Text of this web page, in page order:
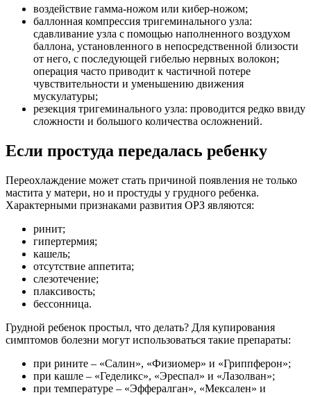
воздействие гамма-ножом или кибер-ножом;
баллонная компрессия тригеминального узла:
сдавливание узла с помощью наполненного воздухом
баллона, установленного в непосредственной близости
от него, с последующей гибелью нервных волокон;
операция часто приводит к частичной потере
чувствительности и уменьшению движения
мускулатуры;
резекция тригеминального узла: проводится редко ввиду
сложности и большого количества осложнений.
Если простуда передалась ребенку
Переохлаждение может стать причиной появления не только
мастита у матери, но и простуды у грудного ребенка.
Характерными признаками развития ОРЗ являются:
ринит;
гипертермия;
кашель;
отсутствие аппетита;
слезотечение;
плаксивость;
бессонница.
Грудной ребенок простыл, что делать? Для купирования
симптомов болезни могут использоваться такие препараты:
при рините – «Салин», «Физиомер» и «Гриппферон»;
при кашле – «Геделикс», «Эреспал» и «Лазолван»;
при температуре – «Эффералган», «Мексален» и